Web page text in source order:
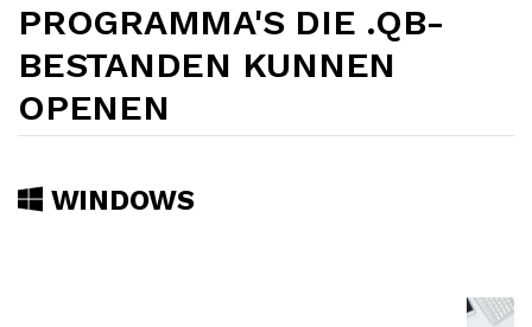
PROGRAMMA'S DIE .QB-
BESTANDEN KUNNEN
OPENEN
WINDOWS